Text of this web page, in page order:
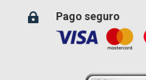
 Pago seguro